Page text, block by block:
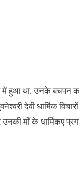
में हुआ था. उनके बचपन
देवी धार्मिक
माँ के धार्मिकए